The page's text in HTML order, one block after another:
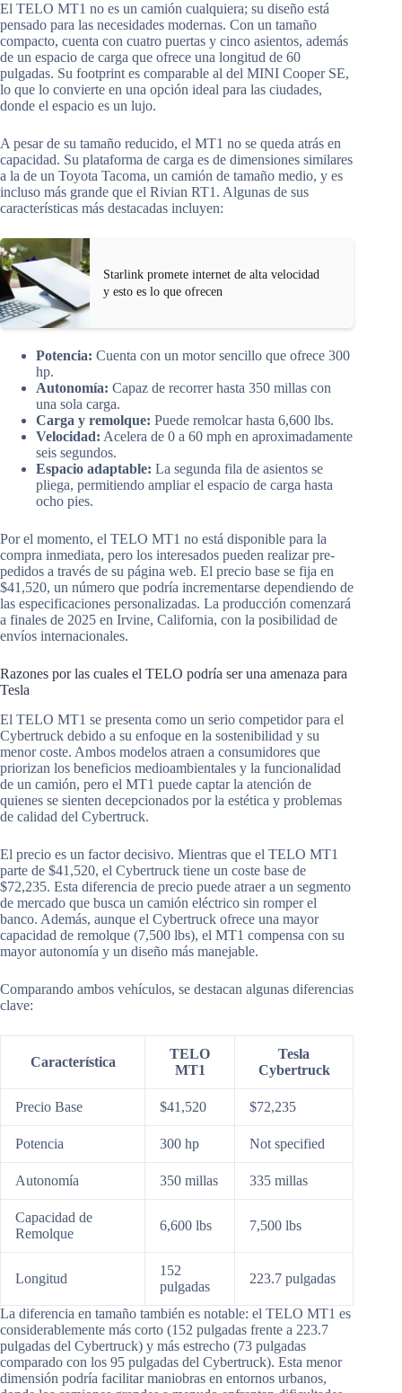
El TELO MT1 no es un camión cualquiera; su diseño está
pensado para las necesidades modernas. Con un tamaño
compacto, cuenta con cuatro puertas y cinco asientos, además
de un espacio de carga que ofrece una longitud de 60
pulgadas. Su footprint es comparable al del MINI Cooper SE,
lo que lo convierte en una opción ideal para las ciudades,
donde el espacio es un lujo.
A pesar de su tamaño reducido, el MT1 no se queda atrás en
capacidad. Su plataforma de carga es de dimensiones similares
a la de un Toyota Tacoma, un camión de tamaño medio, y es
incluso más grande que el Rivian RT1. Algunas de sus
características más destacadas incluyen:
Starlink promete internet de alta velocidad
y esto es lo que ofrecen
Potencia: Cuenta con un motor sencillo que ofrece 300
hp.
Autonomía: Capaz de recorrer hasta 350 millas con
una sola carga.
Carga y remolque: Puede remolcar hasta 6,600 lbs.
Velocidad: Acelera de 0 a 60 mph en aproximadamente
seis segundos.
Espacio adaptable: La segunda fila de asientos se
pliega, permitiendo ampliar el espacio de carga hasta
ocho pies.
Por el momento, el TELO MT1 no está disponible para la
compra inmediata, pero los interesados pueden realizar pre-
pedidos a través de su página web. El precio base se fija en
$41,520, un número que podría incrementarse dependiendo de
las especificaciones personalizadas. La producción comenzará
a finales de 2025 en Irvine, California, con la posibilidad de
envíos internacionales.
Razones por las cuales el TELO podría ser una amenaza para
Tesla
El TELO MT1 se presenta como un serio competidor para el
Cybertruck debido a su enfoque en la sostenibilidad y su
menor coste. Ambos modelos atraen a consumidores que
priorizan los beneficios medioambientales y la funcionalidad
de un camión, pero el MT1 puede captar la atención de
quienes se sienten decepcionados por la estética y problemas
de calidad del Cybertruck.
El precio es un factor decisivo. Mientras que el TELO MT1
parte de $41,520, el Cybertruck tiene un coste base de
$72,235. Esta diferencia de precio puede atraer a un segmento
de mercado que busca un camión eléctrico sin romper el
banco. Además, aunque el Cybertruck ofrece una mayor
capacidad de remolque (7,500 lbs), el MT1 compensa con su
mayor autonomía y un diseño más manejable.
Comparando ambos vehículos, se destacan algunas diferencias
clave:
Característica
TELO
MT1
Tesla
Cybertruck
Precio Base $41,520 $72,235
Potencia 300 hp Not specified
Autonomía 350 millas 335 millas
Capacidad de
Remolque
6,600 lbs 7,500 lbs
Longitud
152
pulgadas
223.7 pulgadas
La diferencia en tamaño también es notable: el TELO MT1 es
considerablemente más corto (152 pulgadas frente a 223.7
pulgadas del Cybertruck) y más estrecho (73 pulgadas
comparado con los 95 pulgadas del Cybertruck). Esta menor
dimensión podría facilitar maniobras en entornos urbanos,